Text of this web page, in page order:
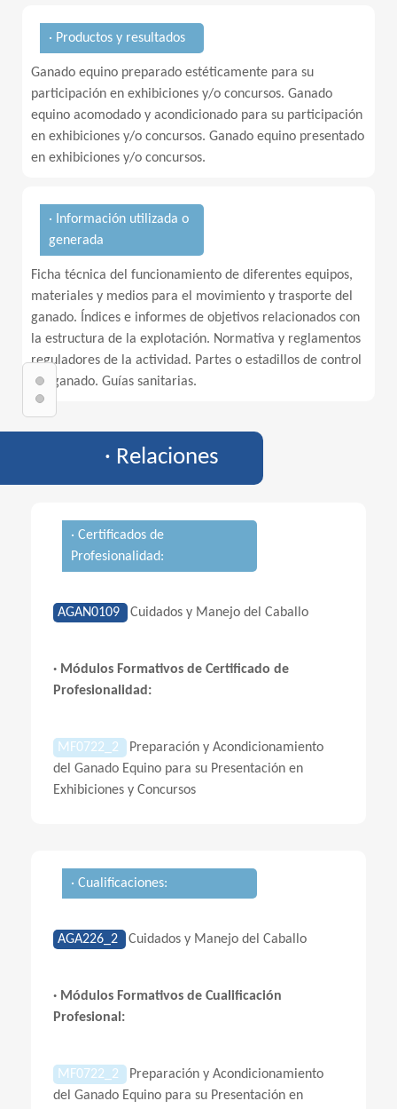
· Productos y resultados
Ganado equino preparado estéticamente para su
participación en exhibiciones y/o concursos. Ganado
equino acomodado y acondicionado para su participación
en exhibiciones y/o concursos. Ganado equino presentado
en exhibiciones y/o concursos.
· Información utilizada o
generada
Ficha técnica del funcionamiento de diferentes equipos,
materiales y medios para el movimiento y trasporte del
ganado. Índices e informes de objetivos relacionados con
la estructura de la explotación. Normativa y reglamentos
reguladores de la actividad. Partes o estadillos de control
del ganado. Guías sanitarias.
· Relaciones
· Certificados de
Profesionalidad:
AGAN0109 Cuidados y Manejo del Caballo
· Módulos Formativos de Certificado de
Profesionalidad:
MF0722_2
Preparación y Acondicionamiento
del Ganado Equino para su Presentación en
Exhibiciones y Concursos
· Cualificaciones:
AGA226_2 Cuidados y Manejo del Caballo
· Módulos Formativos de Cualificación
Profesional:
MF0722_2
Preparación y Acondicionamiento
del Ganado Equino para su Presentación en